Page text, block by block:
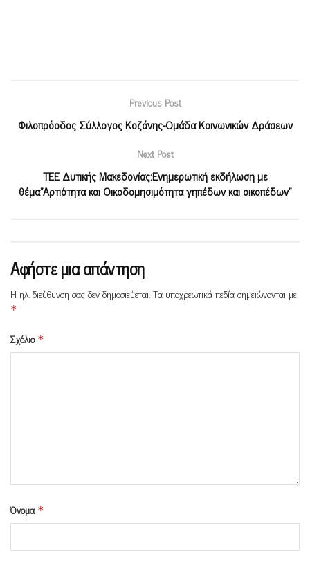
Previous Post
Φιλοπρόοδος Σύλλογος Κοζάνης-Ομάδα Κοινωνικών Δράσεων
Next Post
ΤΕΕ Δυτικής Μακεδονίας:Ενημερωτική εκδήλωση με
θέμα”Αρτιότητα και Οικοδομησιμότητα γηπέδων και οικοπέδων”
Αφήστε μια απάντηση
Η ηλ. διεύθυνση σας δεν δημοσιεύεται.Τα υποχρεωτικά πεδία σημειώνονται με
*
Σχόλιο *
Όνομα *